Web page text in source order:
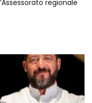
regionale